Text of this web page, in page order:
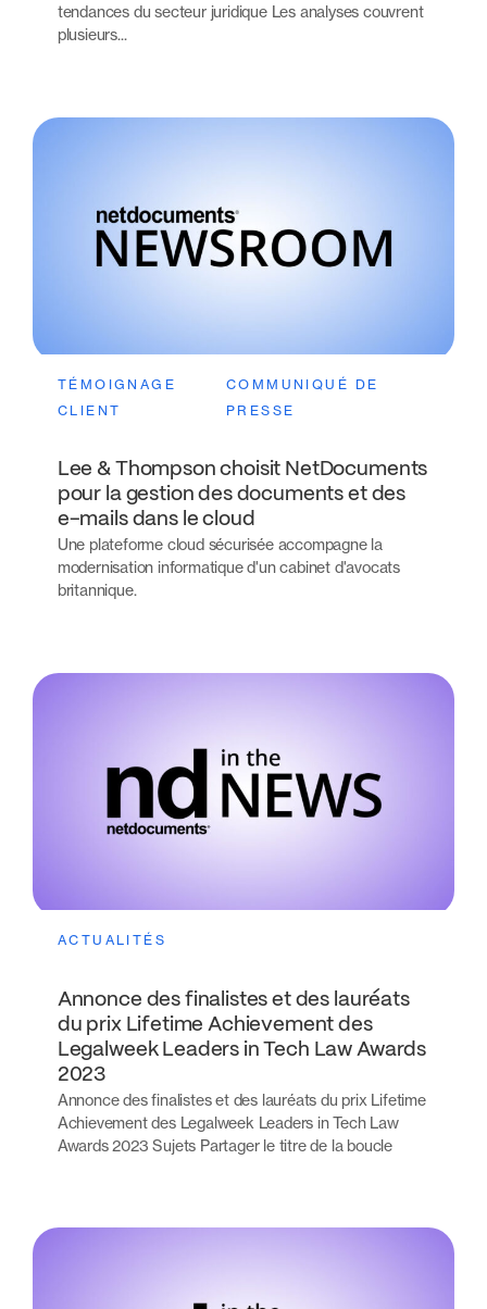
tendances du secteur juridique Les analyses couvrent
plusieurs...
TÉMOIGNAGE
CLIENT
COMMUNIQUÉ DE
PRESSE
Lee & Thompson choisit NetDocuments
pour la gestion des documents et des
e-mails dans le cloud
Une plateforme cloud sécurisée accompagne la
modernisation informatique d'un cabinet d'avocats
britannique.
ACTUALITÉS
Annonce des finalistes et des lauréats
du prix Lifetime Achievement des
Legalweek Leaders in Tech Law Awards
2023
Annonce des finalistes et des lauréats du prix Lifetime
Achievement des Legalweek Leaders in Tech Law
Awards 2023 Sujets Partager le titre de la boucle